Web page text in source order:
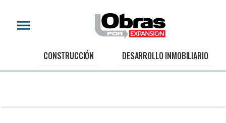
CONSTRUCCIÓN DESARROLLO INMOBILIARIO